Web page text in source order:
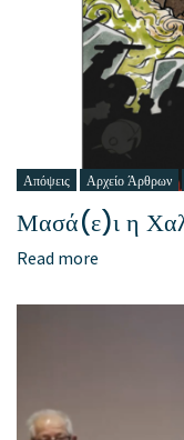
Απόψεις Αρχείο Άρθρων
Μασά(ε)ι η
Read more